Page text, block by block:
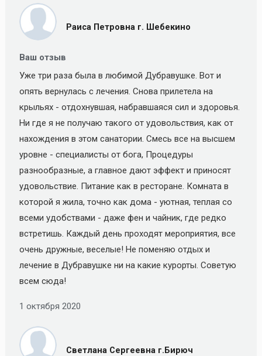
Раиса Петровна г. Шебекино
Ваш отзыв
Уже три раза была в любимой Дубравушке. Вот и
опять вернулась с лечения. Снова прилетела на
крыльях - отдохнувшая, набравшаяся сил и здоровья.
Ни где я не получаю такого от удовольствия, как от
нахождения в этом санатории. Смесь все на высшем
уровне - специалисты от бога, Процедуры
разнообразные, а главное дают эффект и приносят
удовольствие. Питание как в ресторане. Комната в
которой я жила, точно как дома - уютная, теплая со
всеми удобствами - даже фен и чайник, где редко
встретишь. Каждый день проходят мероприятия, все
очень дружные, веселые! Не поменяю отдых и
лечение в Дубравушке ни на какие курорты. Советую
всем сюда!
1 октября 2020
Светлана Сергеевна г.Бирюч